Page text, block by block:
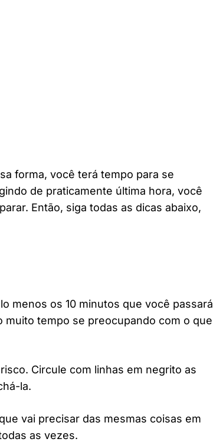
forma, você terá tempo para se
de praticamente última hora, você
Então, siga todas as dicas abaixo,
menos os 10 minutos que você passará
tempo se preocupando com o que
Circule com linhas em negrito as
la.
vai precisar das mesmas coisas em
as vezes.